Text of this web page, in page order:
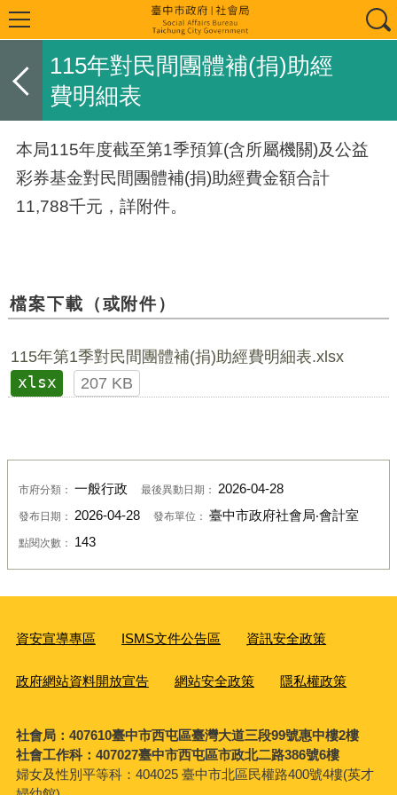
115年對民間團體補(捐)助經
費明細表
本局115年度截至第1季預算(含所屬機關)及公益
彩券基金對民間團體補(捐)助經費金額合計
11,788千元，詳附件。
檔案下載（或附件）
115年第1季對民間團體補(捐)助經費明細表.xlsx
xlsx
207 KB
市府分類： 一般行政 最後異動日期： 2026-04-28
發布日期： 2026-04-28 發布單位： 臺中市政府社會局‧會計室
點閱次數： 143
資安宣導專區 ISMS文件公告區 資訊安全政策
政府網站資料開放宣告 網站安全政策 隱私權政策
社會局：407610臺中市西屯區臺灣大道三段99號惠中樓2樓
社會工作科：407027臺中市西屯區市政北二路386號6樓
婦女及性別平等科： 404025 臺中市北區民權路400號4樓(英才